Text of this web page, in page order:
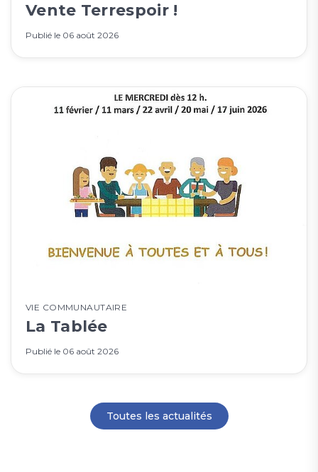
Vente Terrespoir !
Publié le 06 août 2026
VIE COMMUNAUTAIRE
La Tablée
Publié le 06 août 2026
Toutes les actualités